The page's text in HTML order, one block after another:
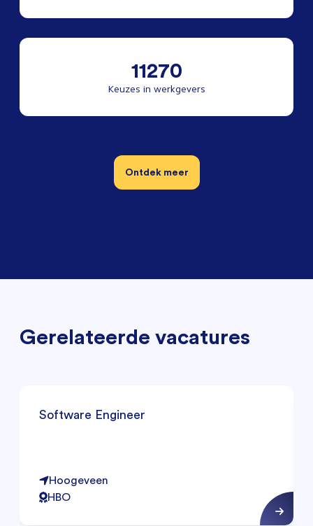
11270
Keuzes in werkgevers
Ontdek meer
Gerelateerde vacatures
Software Engineer
Hoogeveen
HBO